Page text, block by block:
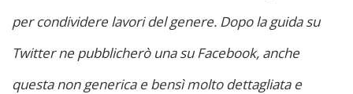
per condividere lavori del genere. Dopo la guida su
Twitter ne pubblicherò una su Facebook, anche
questa non generica e bensì molto dettagliata e